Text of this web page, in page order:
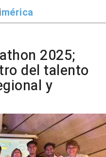
mérica
2025;
del talento
y